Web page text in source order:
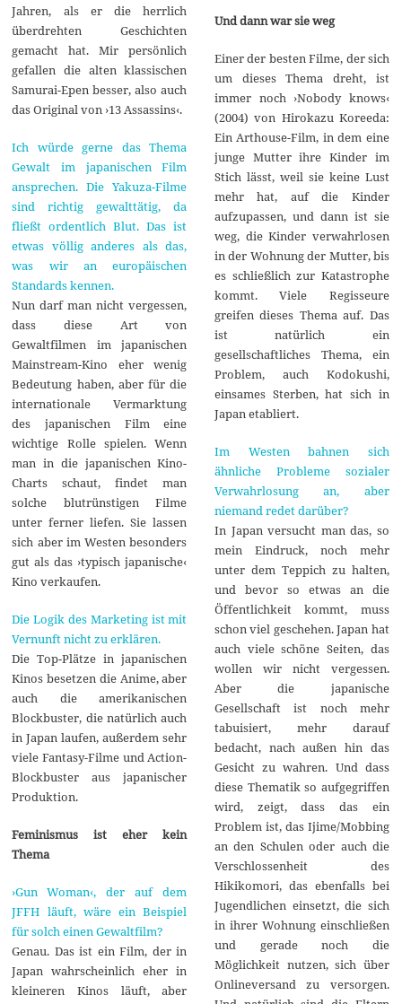
Jahren, als er die herrlich
überdrehten Geschichten
gemacht hat. Mir persönlich
gefallen die alten klassischen
Samurai-Epen besser, also auch
das Original von ›13 Assassins‹.
Ich würde gerne das Thema
Gewalt im japanischen Film
ansprechen. Die Yakuza-Filme
sind richtig gewalttätig, da
fließt ordentlich Blut. Das ist
etwas völlig anderes als das,
was wir an europäischen
Standards kennen.
Nun darf man nicht vergessen,
dass diese Art von
Gewaltfilmen im japanischen
Mainstream-Kino eher wenig
Bedeutung haben, aber für die
internationale Vermarktung
des japanischen Film eine
wichtige Rolle spielen. Wenn
man in die japanischen Kino-
Charts schaut, findet man
solche blutrünstigen Filme
unter ferner liefen. Sie lassen
sich aber im Westen besonders
gut als das ›typisch japanische‹
Kino verkaufen.
Die Logik des Marketing ist mit
Vernunft nicht zu erklären.
Die Top-Plätze in japanischen
Kinos besetzen die Anime, aber
auch die amerikanischen
Blockbuster, die natürlich auch
in Japan laufen, außerdem sehr
viele Fantasy-Filme und Action-
Blockbuster aus japanischer
Produktion.
Feminismus ist eher kein
Thema
›Gun Woman‹, der auf dem
JFFH läuft, wäre ein Beispiel
für solch einen Gewaltfilm?
Genau. Das ist ein Film, der in
Japan wahrscheinlich eher in
kleineren Kinos läuft, aber
Und dann war sie weg
Einer der besten Filme, der sich
um dieses Thema dreht, ist
immer noch ›Nobody knows‹
(2004) von Hirokazu Koreeda:
Ein Arthouse-Film, in dem eine
junge Mutter ihre Kinder im
Stich lässt, weil sie keine Lust
mehr hat, auf die Kinder
aufzupassen, und dann ist sie
weg, die Kinder verwahrlosen
in der Wohnung der Mutter, bis
es schließlich zur Katastrophe
kommt. Viele Regisseure
greifen dieses Thema auf. Das
ist natürlich ein
gesellschaftliches Thema, ein
Problem, auch Kodokushi,
einsames Sterben, hat sich in
Japan etabliert.
Im Westen bahnen sich
ähnliche Probleme sozialer
Verwahrlosung an, aber
niemand redet darüber?
In Japan versucht man das, so
mein Eindruck, noch mehr
unter dem Teppich zu halten,
und bevor so etwas an die
Öffentlichkeit kommt, muss
schon viel geschehen. Japan hat
auch viele schöne Seiten, das
wollen wir nicht vergessen.
Aber die japanische
Gesellschaft ist noch mehr
tabuisiert, mehr darauf
bedacht, nach außen hin das
Gesicht zu wahren. Und dass
diese Thematik so aufgegriffen
wird, zeigt, dass das ein
Problem ist, das Ijime/Mobbing
an den Schulen oder auch die
Verschlossenheit des
Hikikomori, das ebenfalls bei
Jugendlichen einsetzt, die sich
in ihrer Wohnung einschließen
und gerade noch die
Möglichkeit nutzen, sich über
Onlineversand zu versorgen.